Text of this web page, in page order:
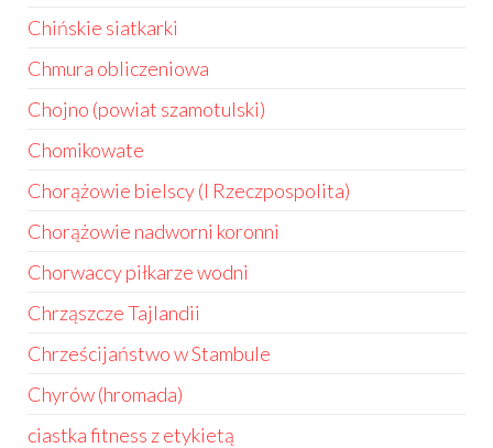
Chińskie siatkarki
Chmura obliczeniowa
Chojno (powiat szamotulski)
Chomikowate
Chorążowie bielscy (I Rzeczpospolita)
Chorążowie nadworni koronni
Chorwaccy piłkarze wodni
Chrząszcze Tajlandii
Chrześcijaństwo w Stambule
Chyrów (hromada)
ciastka fitness z etykietą